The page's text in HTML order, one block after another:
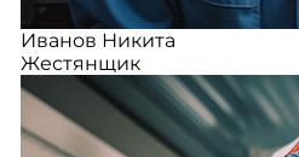
Иванов Никита
Жестянщик